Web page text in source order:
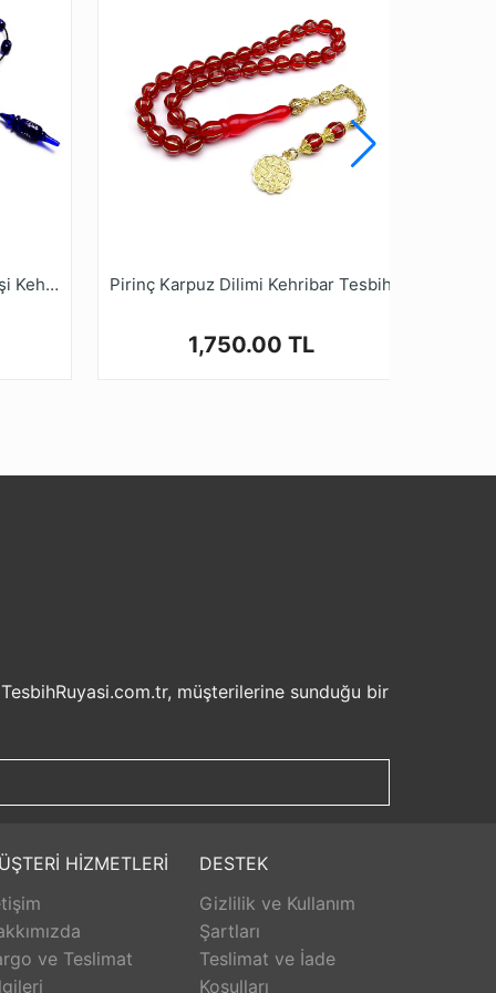
Sıkma Kehribar Tesbih modellerimizi
Güvencesiyle güvenle
Yoğun Gümüş İşlemeli Usta İşi Kehribar Tesbih Pirinç Karpuz Dilimi Kehribar Tesbih
1,750.00 TL
müşterilerine sunduğu bir
deneyiminizi keyifli hale getirebilirsiniz.
ürünü beğenmez veya istediğiniz gibi
olmadan istediğiniz ürünü seçebilirsiniz.
sunar. Ürünlerle ilgili herhangi bir sorun
her aşamasında destek alabilirsiniz.
keyifli bir alışveriş yapabilirsiniz.
HİZMETLERİ
ve Teslimat
DESTEK
Gizlilik ve Kullanım
Şartları
Teslimat ve İade
Koşulları